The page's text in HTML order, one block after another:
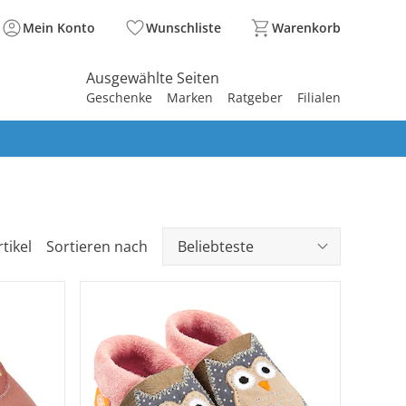
Mein Konto Wunschliste Warenkorb
Ausgewählte Seiten
Geschenke Marken Ratgeber Filialen
Sortieren nach